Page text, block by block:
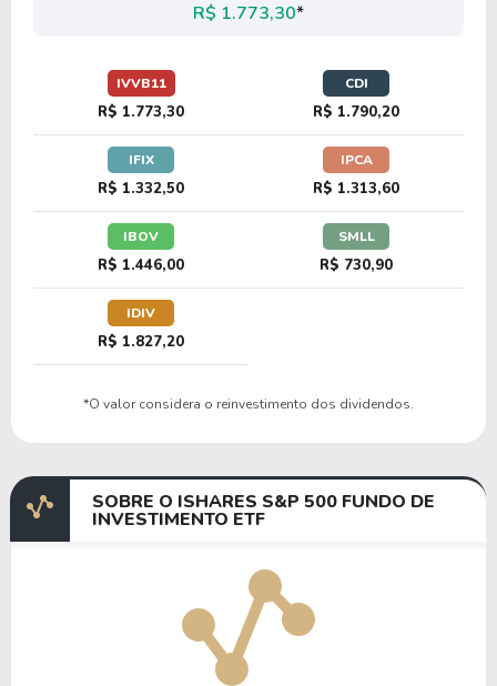
R$ 1.773,30*
IVVB11
R$ 1.773,30
CDI
R$ 1.790,20
IFIX
R$ 1.332,50
IPCA
R$ 1.313,60
IBOV
R$ 1.446,00
SMLL
R$ 730,90
IDIV
R$ 1.827,20
*O valor considera o reinvestimento dos dividendos.
SOBRE O ISHARES S&P 500 FUNDO DE
INVESTIMENTO ETF